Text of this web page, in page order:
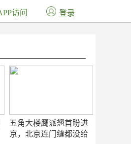
五角大楼鹰派翘首盼进
京，北京连门缝都没给
访问 登录